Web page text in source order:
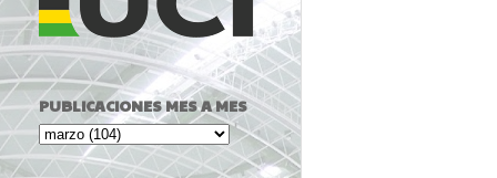
PUBLICACIONES MES A MES